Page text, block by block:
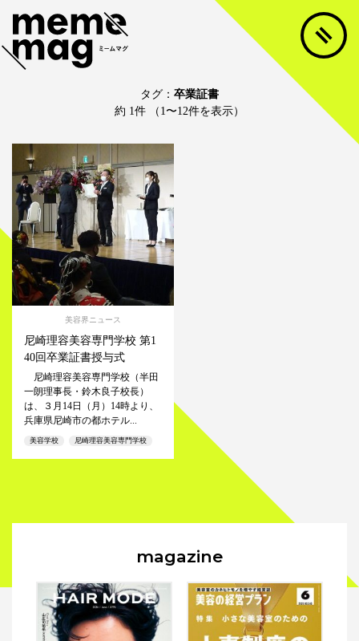
タグ： 卒業証書
約 1件 （1〜12件を表示）
美容界ニュース
尼崎理容美容専門学校 第1
40回卒業証書授与式
尼崎理容美容専門学校（半田
一朗理事長・鈴木良子校長）
は、３月14日（月）14時より、
兵庫県尼崎市の都ホテル...
美容学校 尼崎理容美容専門学校
magazine